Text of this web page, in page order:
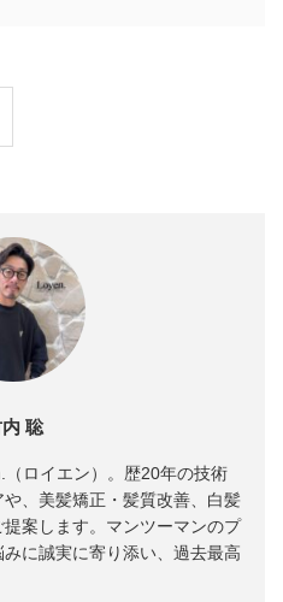
聡
ロイエン）。歴20年の技術
、美髪矯正・髪質改善、白髪
案します。マンツーマンのプ
に誠実に寄り添い、過去最高